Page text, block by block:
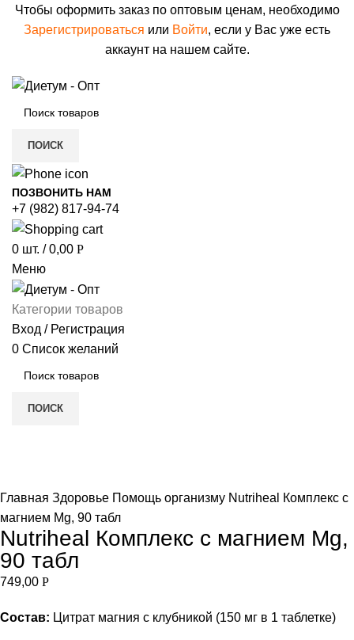
Чтобы оформить заказ по оптовым ценам, необходимо
Зарегистрироваться или Войти, если у Вас уже есть
аккаунт на нашем сайте.
ПОИСК
ПОЗВОНИТЬ НАМ
+7 (982) 817-94-74
0 шт. / 0,00 Р
Меню
Категории товаров
Вход / Регистрация
0 Список желаний
ПОИСК
Главная Здоровье Помощь организму Nutriheal Комплекс с
магнием Mg, 90 табл
Nutriheal Комплекс с магнием Mg,
90 табл
749,00 Р
Состав: Цитрат магния с клубникой (150 мг в 1 таблетке)